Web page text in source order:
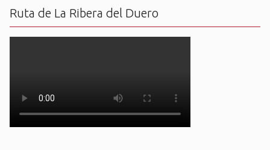
Ruta de La Ribera del Duero